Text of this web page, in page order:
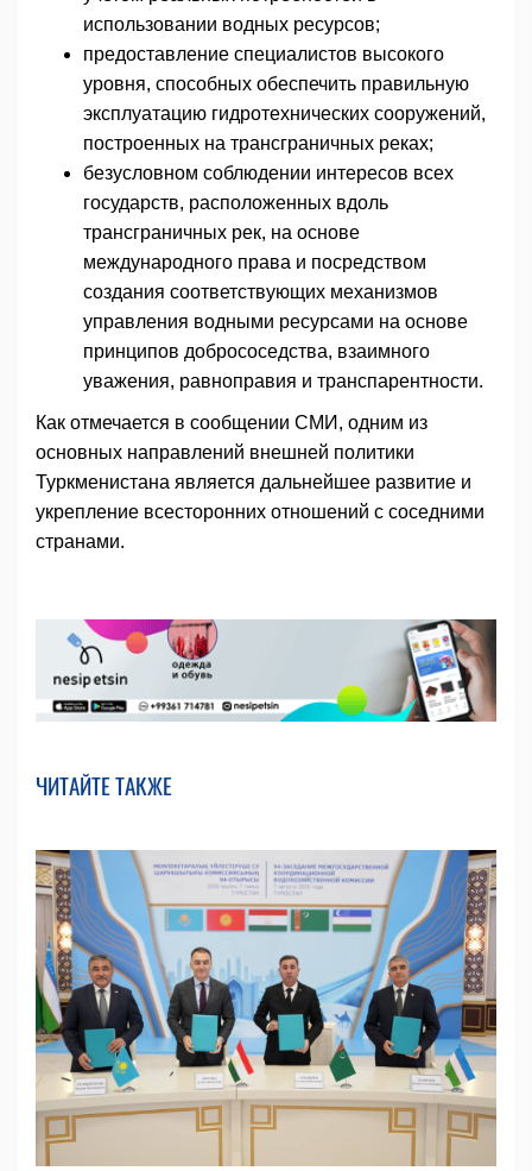
использовании водных ресурсов;
предоставление специалистов высокого
уровня, способных обеспечить правильную
эксплуатацию гидротехнических сооружений,
построенных на трансграничных реках;
безусловном соблюдении интересов всех
государств, расположенных вдоль
трансграничных рек, на основе
международного права и посредством
создания соответствующих механизмов
управления водными ресурсами на основе
принципов добрососедства, взаимного
уважения, равноправия и транспарентности.
Как отмечается в сообщении СМИ, одним из
основных направлений внешней политики
Туркменистана является дальнейшее развитие и
укрепление всесторонних отношений с соседними
странами.
ЧИТАЙТЕ ТАКЖЕ